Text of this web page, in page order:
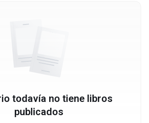
todavía no tiene libros
publicados